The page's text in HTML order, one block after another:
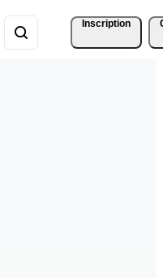
Inscription